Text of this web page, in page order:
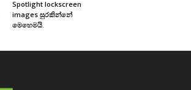
Spotlight lockscreen
images සුරකින්නේ
මෙහෙමයි.